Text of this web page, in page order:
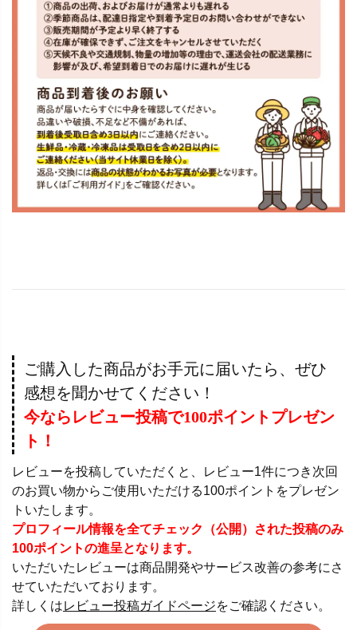
ご購入した商品がお手元に届いたら、ぜひ
感想を聞かせてください！
今ならレビュー投稿で100ポイントプレゼン
ト！
レビューを投稿していただくと、レビュー1件につき次回
のお買い物からご使用いただける100ポイントをプレゼン
トいたします。
プロフィール情報を全てチェック（公開）された投稿のみ
100ポイントの進呈となります。
いただいたレビューは商品開発やサービス改善の参考にさ
せていただいております。
詳しくはレビュー投稿ガイドページをご確認ください。